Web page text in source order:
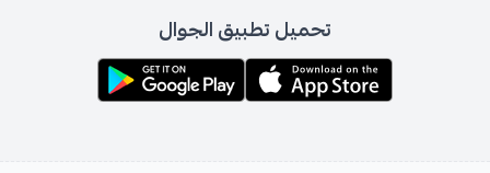
تحميل تطبيق الجوال